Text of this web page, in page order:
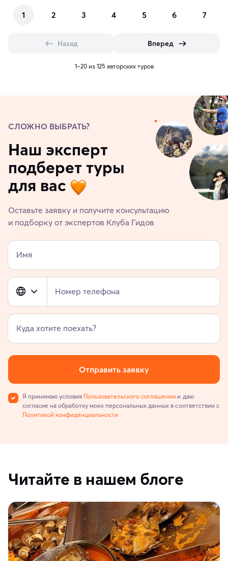
1 2 3 4 5 6 7
Назад Вперед
1–20 из 125 авторских туров
СЛОЖНО ВЫБРАТЬ?
Наш эксперт
подберет туры
для вас
Оставьте заявку и получите консультацию
и подборку от экспертов Клуба Гидов
Имя
Номер телефона
Куда хотите поехать?
Отправить заявку
Я принимаю условия Пользовательского соглашения и даю
согласие на обработку моих персональных данных в соответствии с
Политикой конфиденциальности
Читайте в нашем блоге